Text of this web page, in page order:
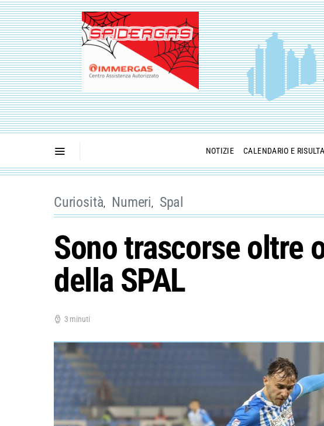
NOTIZIE CALENDARIO E
Curiosità Numeri Spal
Sono trascorse oltre
della SPAL
3 minuti